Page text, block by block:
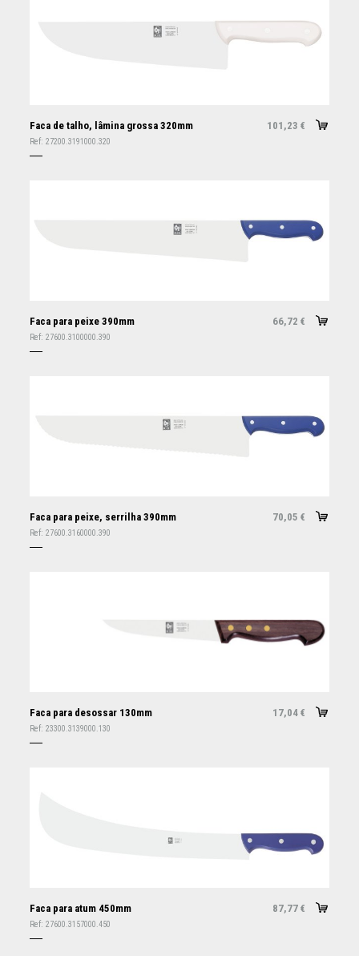
Faca de talho, lâmina grossa 320mm 101,23 €
Ref: 27200.3191000.320
Faca para peixe 390mm 66,72 €
Ref: 27600.3100000.390
Faca para peixe, serrilha 390mm 70,05 €
Ref: 27600.3160000.390
Faca para desossar 130mm 17,04 €
Ref: 23300.3139000.130
Faca para atum 450mm 87,77 €
Ref: 27600.3157000.450